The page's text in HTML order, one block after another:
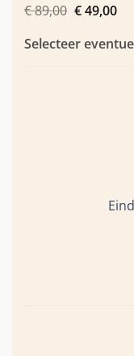
€89,00
prijs
€ 89,00.
€49,00
is:
€
Selecteer